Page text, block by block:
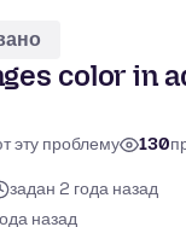
color in
эту проблему 130
задан 2 года назад
назад